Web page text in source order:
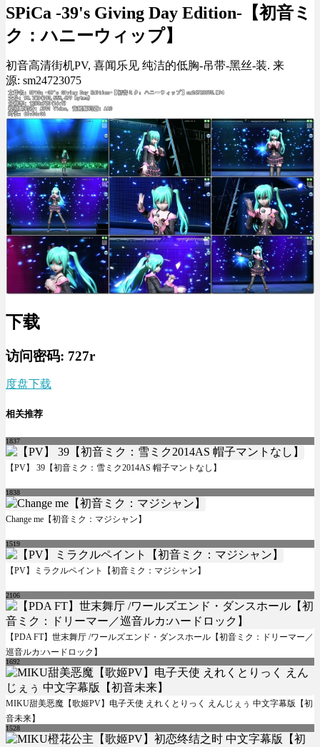
SPiCa -39's Giving Day Edition-【初音ミ
ク：ハニーウィップ】
初音高清街机PV, 喜闻乐见 纯洁的低胸-吊带-黑丝-装. 来
源: sm24723075
下载
访问密码: 727r
度盘下载
相关推荐
1837
【PV】 39【初音ミク：雪ミク2014AS 帽子マントなし】
1838
Change me【初音ミク：マジシャン】
1519
【PV】ミラクルペイント【初音ミク：マジシャン】
2106
【PDA FT】世末舞厅 /ワールズエンド・ダンスホール【初音ミク：ドリーマー／
巡音ルカ:ハードロック】
1692
MIKU甜美恶魔【歌姬PV】电子天使 えれくとりっく えんじぇぅ 中文字幕版【初
音未来】
1528